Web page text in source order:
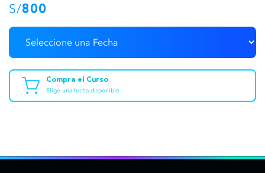
S/800
Compra el Curso
Elige una fecha disponible